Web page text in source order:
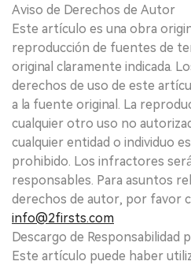
Aviso de Derechos de Autor
Este artículo es una obra
reproducción de fuentes de
original claramente indicada.
derechos de uso de este
a la fuente original. La
cualquier otro uso no
cualquier entidad o individuo
prohibido. Los infractores
responsables. Para asuntos
derechos de autor, por favor
info@2firsts.com
Descargo de Responsabilidad
Este artículo puede haber